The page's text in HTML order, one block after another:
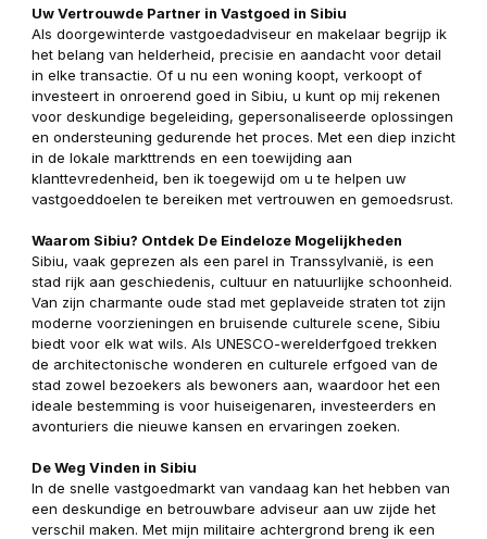
Uw Vertrouwde Partner in Vastgoed in Sibiu
Als doorgewinterde vastgoedadviseur en makelaar begrijp ik
het belang van helderheid, precisie en aandacht voor detail
in elke transactie. Of u nu een woning koopt, verkoopt of
investeert in onroerend goed in Sibiu, u kunt op mij rekenen
voor deskundige begeleiding, gepersonaliseerde oplossingen
en ondersteuning gedurende het proces. Met een diep inzicht
in de lokale markttrends en een toewijding aan
klanttevredenheid, ben ik toegewijd om u te helpen uw
vastgoeddoelen te bereiken met vertrouwen en gemoedsrust.
Waarom Sibiu? Ontdek De Eindeloze Mogelijkheden
Sibiu, vaak geprezen als een parel in Transsylvanië, is een
stad rijk aan geschiedenis, cultuur en natuurlijke schoonheid.
Van zijn charmante oude stad met geplaveide straten tot zijn
moderne voorzieningen en bruisende culturele scene, Sibiu
biedt voor elk wat wils. Als UNESCO-werelderfgoed trekken
de architectonische wonderen en culturele erfgoed van de
stad zowel bezoekers als bewoners aan, waardoor het een
ideale bestemming is voor huiseigenaren, investeerders en
avonturiers die nieuwe kansen en ervaringen zoeken.
De Weg Vinden in Sibiu
In de snelle vastgoedmarkt van vandaag kan het hebben van
een deskundige en betrouwbare adviseur aan uw zijde het
verschil maken. Met mijn militaire achtergrond breng ik een